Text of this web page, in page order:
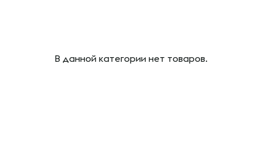
В данной категории нет товаров.